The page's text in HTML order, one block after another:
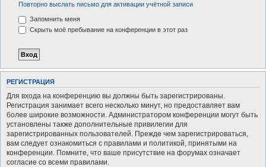
Повторно выслать письмо для активации учётной записи
Запомнить меня
Скрыть моё пребывание на конференции в этот раз
РЕГИСТРАЦИЯ
Для входа на конференцию вы должны быть зарегистрированы.
Регистрация занимает всего несколько минут, но предоставляет вам
более широкие возможности. Администратором конференции могут быть
установлены также дополнительные привилегии для
зарегистрированных пользователей. Прежде чем зарегистрироваться,
вам следует ознакомиться с правилами и политикой, принятыми на
конференции. Помните, что ваше присутствие на форумах означает
согласие со всеми правилами.